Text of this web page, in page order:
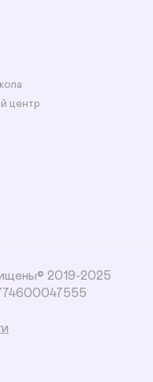
центр
2019-2025